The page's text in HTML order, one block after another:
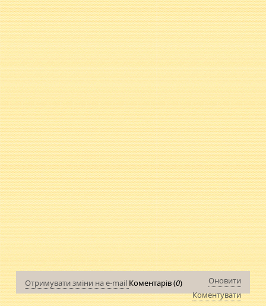
Отримувати зміни на e-mail Коментарів (0)
Оновити
Коментувати